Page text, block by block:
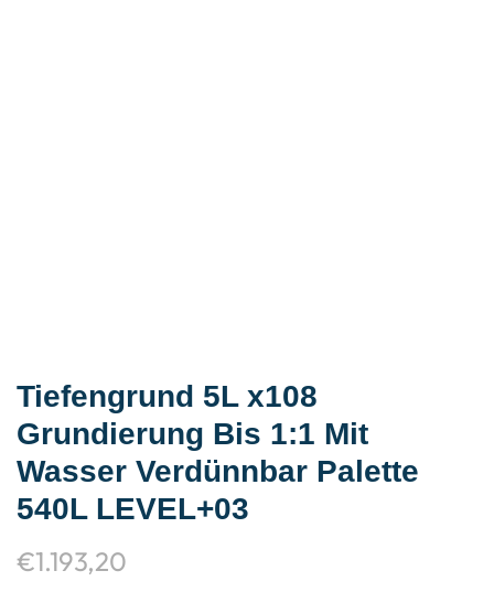
Tiefengrund 5L x108
Grundierung Bis 1:1 Mit
Wasser Verdünnbar Palette
540L LEVEL+03
€1.193,20